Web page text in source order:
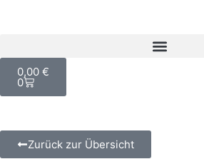
0,00 €
0
Zurück zur Übersicht